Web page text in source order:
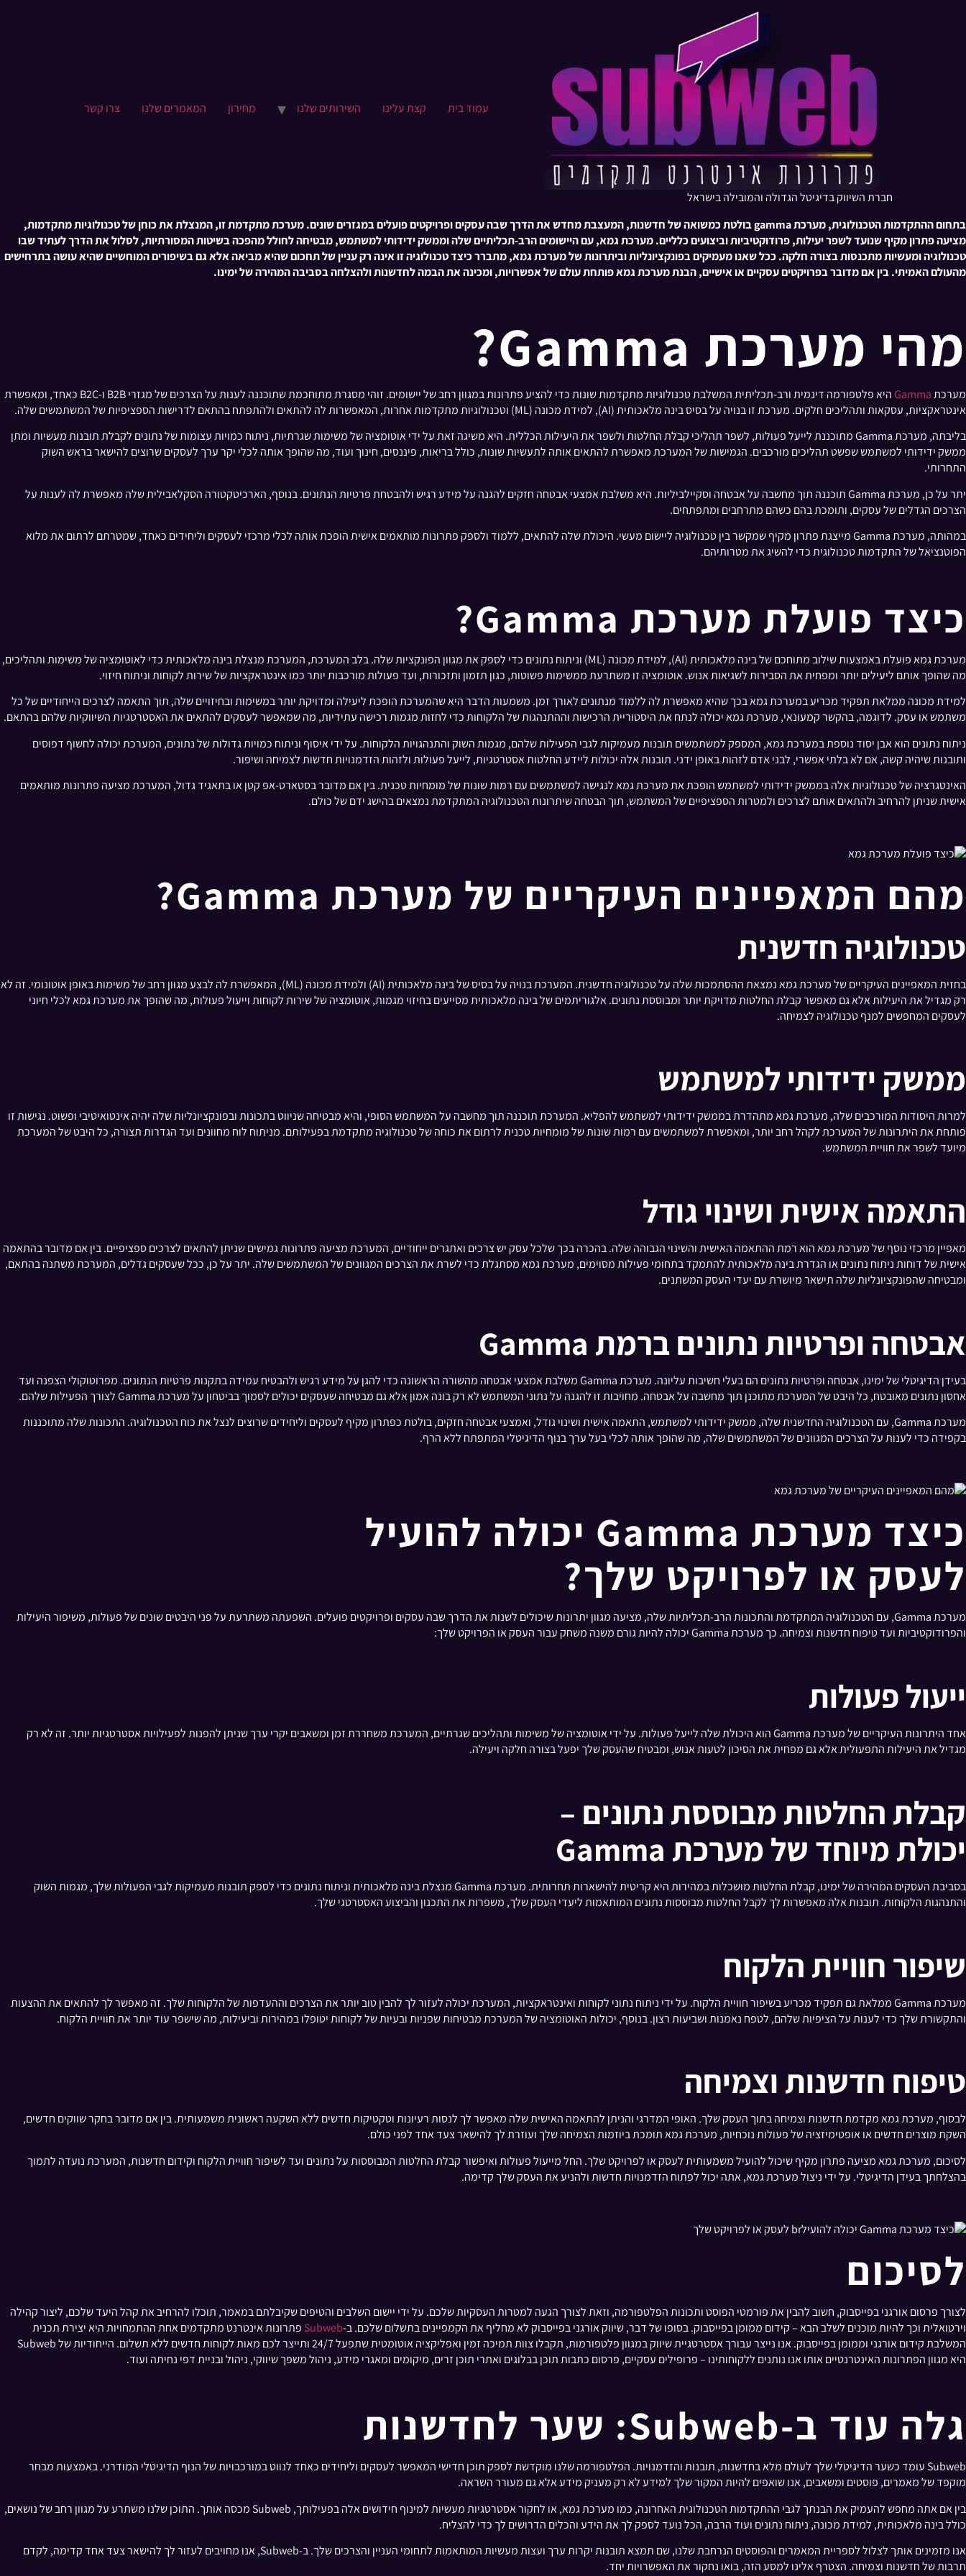
חברת השיווק בדיגיטל הגדולה והמובילה בישראל
עמוד בית קצת עלינו​ השירותים שלנו מחירון המאמרים שלנו צרו קשר
בתחום ההתקדמות הטכנולוגית, מערכת gamma בולטת כמשואה של חדשנות, המעצבת מחדש את הדרך שבה עסקים ופרויקטים פועלים במגזרים שונים. מערכת מתקדמת זו, המנצלת את כוחן של טכנולוגיות מתקדמות,
מציעה פתרון מקיף שנועד לשפר יעילות, פרודוקטיביות וביצועים כלליים. מערכת גמא, עם היישומים הרב-תכליתיים שלה וממשק ידידותי למשתמש, מבטיחה לחולל מהפכה בשיטות המסורתיות, לסלול את הדרך לעתיד שבו
טכנולוגיה ומעשיות מתכנסות בצורה חלקה. ככל שאנו מעמיקים בפונקציונליות וביתרונות של מערכת גמא, מתברר כיצד טכנולוגיה זו אינה רק עניין של תחכום שהיא מביאה אלא גם בשיפורים המוחשיים שהיא עושה בתרחישים
מהעולם האמיתי. בין אם מדובר בפרויקטים עסקיים או אישיים, הבנת מערכת גמא פותחת עולם של אפשרויות, ומכינה את הבמה לחדשנות ולהצלחה בסביבה המהירה של ימינו.
מהי מערכת Gamma?
מערכתGamma
היא פלטפורמה דינמית ורב-תכליתית המשלבת טכנולוגיות מתקדמות שונות כדי להציע פתרונות במגוון רחב של יישומים. זוהי מסגרת מתוחכמת שתוכננה לענות על הצרכים של מגזרי B2B ו-B2C כאחד, ומאפשרת
אינטראקציות, עסקאות ותהליכים חלקים. מערכת זו בנויה על בסיס בינה מלאכותית (AI), למידת מכונה (ML) וטכנולוגיות מתקדמות אחרות, המאפשרות לה להתאים ולהתפתח בהתאם לדרישות הספציפיות של המשתמשים שלה.
בליבתה, מערכת Gamma מתוכננת לייעל פעולות, לשפר תהליכי קבלת החלטות ולשפר את היעילות הכללית. היא משיגה זאת על ידי אוטומציה של משימות שגרתיות, ניתוח כמויות עצומות של נתונים לקבלת תובנות מעשיות ומתן
ממשק ידידותי למשתמש שפשט תהליכים מורכבים. הגמישות של המערכת מאפשרת להתאים אותה לתעשיות שונות, כולל בריאות, פיננסים, חינוך ועוד, מה שהופך אותה לכלי יקר ערך לעסקים שרוצים להישאר בראש השוק
התחרותי.
יתר על כן, מערכת Gamma תוכננה תוך מחשבה על אבטחה וסקיילביליות. היא משלבת אמצעי אבטחה חזקים להגנה על מידע רגיש ולהבטחת פרטיות הנתונים. בנוסף, הארכיטקטורה הסקלאבילית שלה מאפשרת לה לענות על
הצרכים הגדלים של עסקים, ותומכת בהם כשהם מתרחבים ומתפתחים.
במהותה, מערכת Gamma מייצגת פתרון מקיף שמקשר בין טכנולוגיה ליישום מעשי. היכולת שלה להתאים, ללמוד ולספק פתרונות מותאמים אישית הופכת אותה לכלי מרכזי לעסקים וליחידים כאחד, שמטרתם לרתום את מלוא
הפוטנציאל של התקדמות טכנולוגית כדי להשיג את מטרותיהם.
כיצד פועלת מערכת Gamma?
מערכת גמא פועלת באמצעות שילוב מתוחכם של בינה מלאכותית (AI), למידת מכונה (ML) וניתוח נתונים כדי לספק את מגוון הפונקציות שלה. בלב המערכת, המערכת מנצלת בינה מלאכותית כדי לאוטומציה של משימות ותהליכים,
מה שהופך אותם ליעילים יותר ומפחית את הסבירות לשגיאות אנוש. אוטומציה זו משתרעת ממשימות פשוטות, כגון תזמון ותזכורות, ועד פעולות מורכבות יותר כמו אינטראקציות של שירות לקוחות וניתוח חיזוי.
למידת מכונה ממלאת תפקיד מכריע במערכת גמא בכך שהיא מאפשרת לה ללמוד מנתונים לאורך זמן. משמעות הדבר היא שהמערכת הופכת ליעילה ומדויקת יותר במשימות ובחיזויים שלה, תוך התאמה לצרכים הייחודיים של כל
משתמש או עסק. לדוגמה, בהקשר קמעונאי, מערכת גמא יכולה לנתח את היסטוריית הרכישות וההתנהגות של הלקוחות כדי לחזות מגמות רכישה עתידיות, מה שמאפשר לעסקים להתאים את האסטרטגיות השיווקיות שלהם בהתאם.
ניתוח נתונים הוא אבן יסוד נוספת במערכת גמא, המספק למשתמשים תובנות מעמיקות לגבי הפעילות שלהם, מגמות השוק והתנהגויות הלקוחות. על ידי איסוף וניתוח כמויות גדולות של נתונים, המערכת יכולה לחשוף דפוסים
ותובנות שיהיה קשה, אם לא בלתי אפשרי, לבני אדם לזהות באופן ידני. תובנות אלה יכולות ליידע החלטות אסטרטגיות, לייעל פעולות ולזהות הזדמנויות חדשות לצמיחה ושיפור.
האינטגרציה של טכנולוגיות אלה בממשק ידידותי למשתמש הופכת את מערכת גמא לנגישה למשתמשים עם רמות שונות של מומחיות טכנית. בין אם מדובר בסטארט-אפ קטן או בתאגיד גדול, המערכת מציעה פתרונות מותאמים
אישית שניתן להרחיב ולהתאים אותם לצרכים ולמטרות הספציפיים של המשתמש, תוך הבטחה שיתרונות הטכנולוגיה המתקדמת נמצאים בהישג ידם של כולם.
מהם המאפיינים העיקריים של מערכת Gamma?
טכנולוגיה חדשנית
בחזית המאפיינים העיקריים של מערכת גמא נמצאת ההסתמכות שלה על טכנולוגיה חדשנית. המערכת בנויה על בסיס של בינה מלאכותית (AI) ולמידת מכונה (ML), המאפשרת לה לבצע מגוון רחב של משימות באופן אוטונומי. זה לא
רק מגדיל את היעילות אלא גם מאפשר קבלת החלטות מדויקת יותר ומבוססת נתונים. אלגוריתמים של בינה מלאכותית מסייעים בחיזוי מגמות, אוטומציה של שירות לקוחות וייעול פעולות, מה שהופך את מערכת גמא לכלי חיוני
לעסקים המחפשים למנף טכנולוגיה לצמיחה.
ממשק ידידותי למשתמש
למרות היסודות המורכבים שלה, מערכת גמא מתהדרת בממשק ידידותי למשתמש להפליא. המערכת תוכננה תוך מחשבה על המשתמש הסופי, והיא מבטיחה שניווט בתכונות ובפונקציונליות שלה יהיה אינטואיטיבי ופשוט. נגישות זו
פותחת את היתרונות של המערכת לקהל רחב יותר, ומאפשרת למשתמשים עם רמות שונות של מומחיות טכנית לרתום את כוחה של טכנולוגיה מתקדמת בפעילותם. מניתוח לוח מחוונים ועד הגדרות תצורה, כל היבט של המערכת
מיועד לשפר את חוויית המשתמש.
התאמה אישית ושינוי גודל
מאפיין מרכזי נוסף של מערכת גמא הוא רמת ההתאמה האישית והשינוי הגבוהה שלה. בהכרה בכך שלכל עסק יש צרכים ואתגרים ייחודיים, המערכת מציעה פתרונות גמישים שניתן להתאים לצרכים ספציפיים. בין אם מדובר בהתאמה
אישית של דוחות ניתוח נתונים או הגדרת בינה מלאכותית להתמקד בתחומי פעילות מסוימים, מערכת גמא מסתגלת כדי לשרת את הצרכים המגוונים של המשתמשים שלה. יתר על כן, ככל שעסקים גדלים, המערכת משתנה בהתאם,
ומבטיחה שהפונקציונליות שלה תישאר מיושרת עם יעדי העסק המשתנים.
אבטחה ופרטיות נתונים ברמת Gamma
בעידן הדיגיטלי של ימינו, אבטחה ופרטיות נתונים הם בעלי חשיבות עליונה. מערכת Gamma משלבת אמצעי אבטחה מהשורה הראשונה כדי להגן על מידע רגיש ולהבטיח עמידה בתקנות פרטיות הנתונים. מפרוטוקולי הצפנה ועד
אחסון נתונים מאובטח, כל היבט של המערכת מתוכנן תוך מחשבה על אבטחה. מחויבות זו להגנה על נתוני המשתמש לא רק בונה אמון אלא גם מבטיחה שעסקים יכולים לסמוך בביטחון על מערכת Gamma לצורך הפעילות שלהם.
מערכת Gamma, עם הטכנולוגיה החדשנית שלה, ממשק ידידותי למשתמש, התאמה אישית ושינוי גודל, ואמצעי אבטחה חזקים, בולטת כפתרון מקיף לעסקים וליחידים שרוצים לנצל את כוח הטכנולוגיה. התכונות שלה מתוכננות
בקפידה כדי לענות על הצרכים המגוונים של המשתמשים שלה, מה שהופך אותה לכלי בעל ערך בנוף הדיגיטלי המתפתח ללא הרף.
כיצד מערכת Gamma יכולה להועיל
לעסק או לפרויקט שלך?
מערכת Gamma, עם הטכנולוגיה המתקדמת והתכונות הרב-תכליתיות שלה, מציעה מגוון יתרונות שיכולים לשנות את הדרך שבה עסקים ופרויקטים פועלים. השפעתה משתרעת על פני היבטים שונים של פעולות, משיפור היעילות
והפרודוקטיביות ועד טיפוח חדשנות וצמיחה. כך מערכת Gamma יכולה להיות גורם משנה משחק עבור העסק או הפרויקט שלך:
ייעול פעולות
אחד היתרונות העיקריים של מערכת Gamma הוא היכולת שלה לייעל פעולות. על ידי אוטומציה של משימות ותהליכים שגרתיים, המערכת משחררת זמן ומשאבים יקרי ערך שניתן להפנות לפעילויות אסטרטגיות יותר. זה לא רק
מגדיל את היעילות התפעולית אלא גם מפחית את הסיכון לטעות אנוש, ומבטיח שהעסק שלך יפעל בצורה חלקה ויעילה.
קבלת החלטות מבוססת נתונים –
יכולת מיוחד של מערכת Gamma
בסביבת העסקים המהירה של ימינו, קבלת החלטות מושכלות במהירות היא קריטית להישארות תחרותית. מערכת Gamma מנצלת בינה מלאכותית וניתוח נתונים כדי לספק תובנות מעמיקות לגבי הפעולות שלך, מגמות השוק
והתנהגות הלקוחות. תובנות אלה מאפשרות לך לקבל החלטות מבוססות נתונים המותאמות ליעדי העסק שלך, משפרות את התכנון והביצוע האסטרטגי שלך.
שיפור חוויית הלקוח
מערכת Gamma ממלאת גם תפקיד מכריע בשיפור חוויית הלקוח. על ידי ניתוח נתוני לקוחות ואינטראקציות, המערכת יכולה לעזור לך להבין טוב יותר את הצרכים וההעדפות של הלקוחות שלך. זה מאפשר לך להתאים את ההצעות
והתקשורת שלך כדי לענות על הציפיות שלהם, לטפח נאמנות ושביעות רצון. בנוסף, יכולות האוטומציה של המערכת מבטיחות שפניות ובעיות של לקוחות יטופלו במהירות וביעילות, מה שישפר עוד יותר את חוויית הלקוח.
טיפוח חדשנות וצמיחה
לבסוף, מערכת גמא מקדמת חדשנות וצמיחה בתוך העסק שלך. האופי המדרגי והניתן להתאמה האישית שלה מאפשר לך לנסות רעיונות וטקטיקות חדשים ללא השקעה ראשונית משמעותית. בין אם מדובר בחקר שווקים חדשים,
השקת מוצרים חדשים או אופטימיזציה של פעולות נוכחיות, מערכת גמא תומכת ביוזמות הצמיחה שלך ועוזרת לך להישאר צעד אחד לפני כולם.
לסיכום, מערכת גמא מציעה פתרון מקיף שיכול להועיל משמעותית לעסק או לפרויקט שלך. החל מייעול פעולות ואיפשור קבלת החלטות המבוססות על נתונים ועד לשיפור חוויית הלקוח וקידום חדשנות, המערכת נועדה לתמוך
בהצלחתך בעידן הדיגיטלי. על ידי ניצול מערכת גמא, אתה יכול לפתוח הזדמנויות חדשות ולהניע את העסק שלך קדימה.
לסיכום
לצורך פרסום אורגני בפייסבוק, חשוב להבין את פורמטי הפוסט ותכונות הפלטפורמה, וזאת לצורך הגעה למטרות העסקיות שלכם. על ידי יישום השלבים והטיפים שקיבלתם במאמר, תוכלו להרחיב את קהל היעד שלכם, ליצור קהילה
וירטואלית וכך להיות מוכנים לשלב הבא – קידום ממומן בפייסבוק. בסופו של דבר, שיווק אורגני בפייסבוק לא מחליף את הקמפיינים בתשלום שלכם. ב-Subweb פתרונות אינטרנט מתקדמים אחת ההתמחויות היא יצירת תכנית
המשלבת קידום אורגני וממומן בפייסבוק. אנו נייצר עבורך אסטרטגיית שיווק במגוון פלטפורמות, תקבלו צוות תמיכה זמין ואפליקציה אוטומטית שתפעל 24/7 ותייצר לכם מאות לקוחות חדשים ללא תשלום. הייחודיות של Subweb
היא מגוון הפתרונות האינטרנטיים אותו אנו נותנים ללקוחותינו – פרופילים עסקיים, פרסום כתבות תוכן בבלוגים ואתרי תוכן זרים, מיקומים ומאגרי מידע, ניהול משפך שיווקי, ניהול ובניית דפי נחיתה ועוד.
גלה עוד ב-Subweb: שער לחדשנות
Subweb עומד כשער הדיגיטלי שלך לעולם מלא בחדשנות, תובנות והזדמנויות. הפלטפורמה שלנו מוקדשת לספק תוכן חדישי המאפשר לעסקים וליחידים כאחד לנווט במורכבויות של הנוף הדיגיטלי המודרני. באמצעות מבחר
מוקפד של מאמרים, פוסטים ומשאבים, אנו שואפים להיות המקור שלך למידע לא רק מעניק מידע אלא גם מעורר השראה.
בין אם אתה מחפש להעמיק את הבנתך לגבי ההתקדמות הטכנולוגית האחרונה, כמו מערכת גמא, או לחקור אסטרטגיות מעשיות למינוף חידושים אלה בפעילותך, Subweb מכסה אותך. התוכן שלנו משתרע על מגוון רחב של נושאים,
כולל בינה מלאכותית, למידת מכונה, ניתוח נתונים ועוד הרבה, הכל נועד לספק לך את הידע והכלים הדרושים לך כדי להצליח.
אנו מזמינים אותך לצלול לספריית המאמרים והפוסטים הנרחבת שלנו, שם תמצא תובנות יקרות ערך ועצות מעשיות המותאמות לתחומי העניין והצרכים שלך. ב-Subweb, אנו מחויבים לעזור לך להישאר צעד אחד קדימה, לקדם
תרבות של חדשנות וצמיחה. הצטרף אלינו למסע הזה, בואו נחקור את האפשרויות יחד.